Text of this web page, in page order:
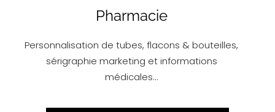
Pharmacie
Personnalisation de tubes, flacons & bouteilles,
sérigraphie marketing et informations
médicales…